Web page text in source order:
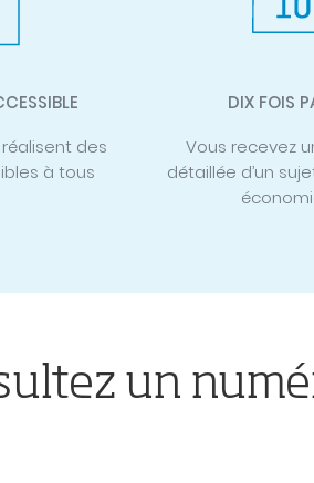
des
à tous
DIX FOIS
Vous recevez
détaillée d’un
un